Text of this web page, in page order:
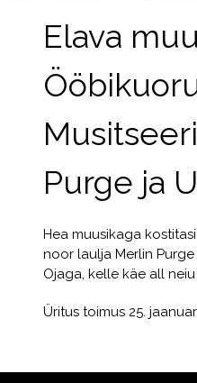
Elava
Purge ja
Hea muusikaga
noor laulja Merlin
Ojaga, kelle käe all
Üritus toimus 25.